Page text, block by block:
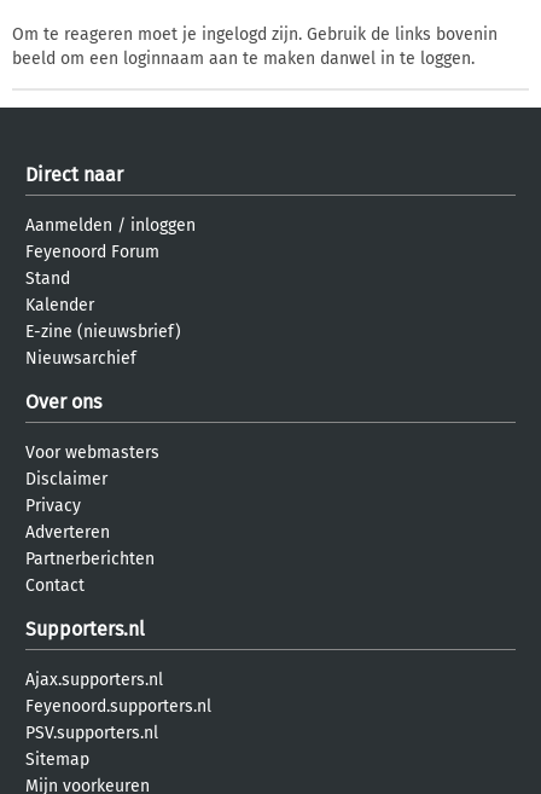
Om te reageren moet je ingelogd zijn. Gebruik de links bovenin
beeld om een loginnaam aan te maken danwel in te loggen.
Direct naar
Aanmelden / inloggen
Feyenoord Forum
Stand
Kalender
E-zine (nieuwsbrief)
Nieuwsarchief
Over ons
Voor webmasters
Disclaimer
Privacy
Adverteren
Partnerberichten
Contact
Supporters.nl
Ajax.supporters.nl
Feyenoord.supporters.nl
PSV.supporters.nl
Sitemap
Mijn voorkeuren